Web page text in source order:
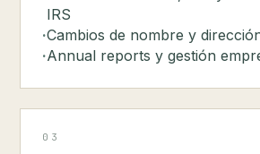
IRS
Cambios de nombre y
Annual reports y gestión
03